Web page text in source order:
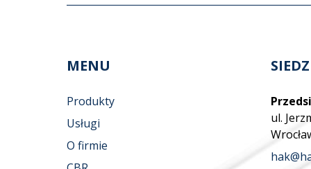
MENU
Produkty
Usługi
O firmie
ul.